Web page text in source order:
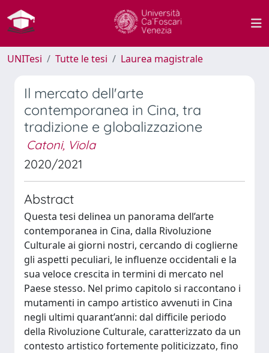
UNITesi Tutte le tesi Laurea magistrale
Il mercato dell'arte
contemporanea in Cina, tra
tradizione e globalizzazione
Catoni, Viola
2020/2021
Abstract
Questa tesi delinea un panorama dell’arte
contemporanea in Cina, dalla Rivoluzione
Culturale ai giorni nostri, cercando di coglierne
gli aspetti peculiari, le influenze occidentali e la
sua veloce crescita in termini di mercato nel
Paese stesso. Nel primo capitolo si raccontano i
mutamenti in campo artistico avvenuti in Cina
negli ultimi quarant’anni: dal difficile periodo
della Rivoluzione Culturale, caratterizzato da un
contesto artistico fortemente politicizzato, fino